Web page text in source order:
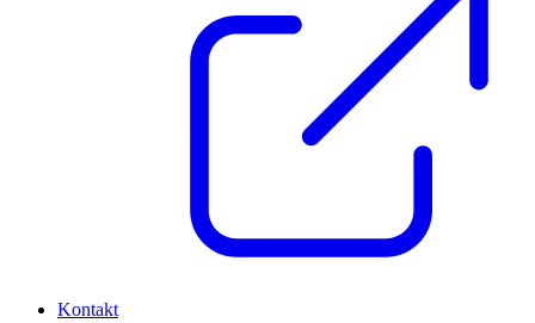
Kontakt